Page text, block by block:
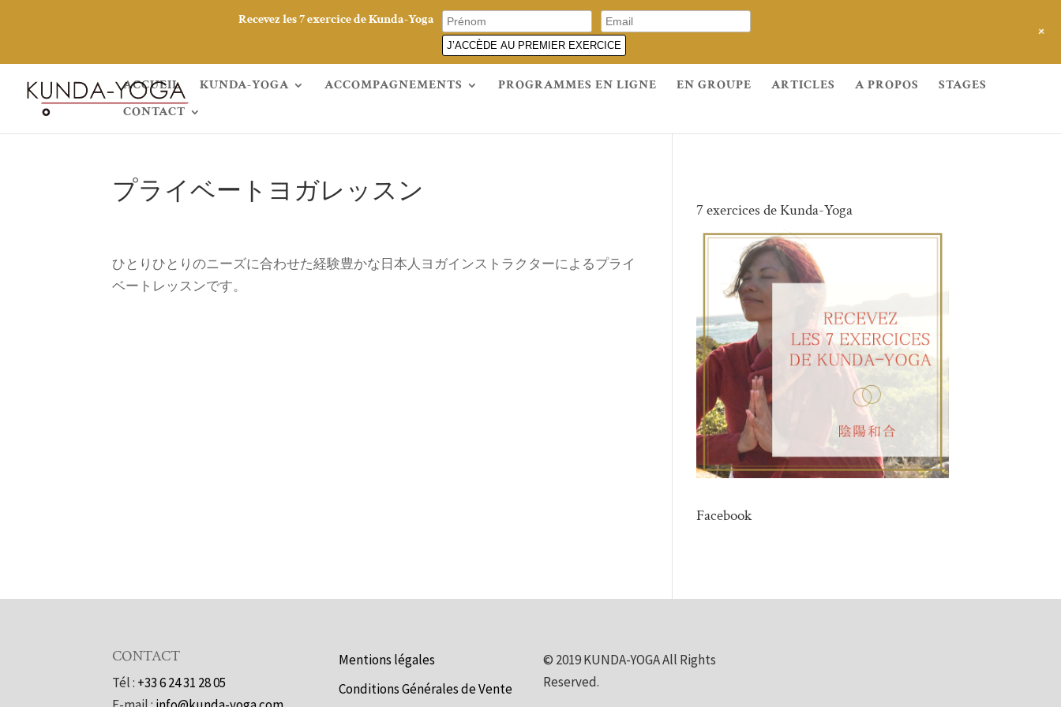
ACCUEIL KUNDA-YOGA ACCOMPAGNEMENTS PROGRAMMES EN LIGNE EN GROUPE ARTICLES A PROPOS
STAGES
CONTACT
プライベートヨガレッスン
ひとりひとりのニーズに合わせた経験豊かな日本人ヨガインストラクターによるプライ
ベートレッスンです。
7 exercices de Kunda-Yoga
Facebook
CONTACT
Tél : +33 6 24 31 28 05
Mentions légales
Conditions Générales de Vente
© 2019KUNDA-YOGA All Rights
Reserved.
Recevez les 7 exercice de Kunda-Yoga
J’ACCÈDE AU PREMIER EXERCICE
+